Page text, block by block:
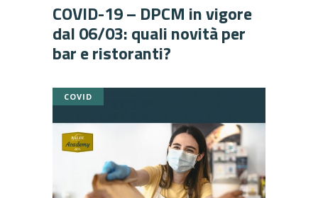
COVID-19 – DPCM in vigore
dal 06/03: quali novità per
bar e ristoranti?
COVID